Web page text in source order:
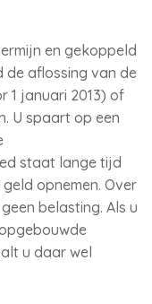
en gekoppeld
aflossing van de
1 januari 2013) of
U spaart op een
staat lange tijd
opnemen. Over
belasting. Als u
u daar wel